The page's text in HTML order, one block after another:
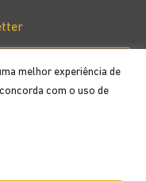
melhor experiência de
com o uso de